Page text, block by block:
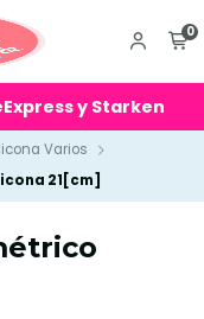
0
y Starken
Varios
21[cm]